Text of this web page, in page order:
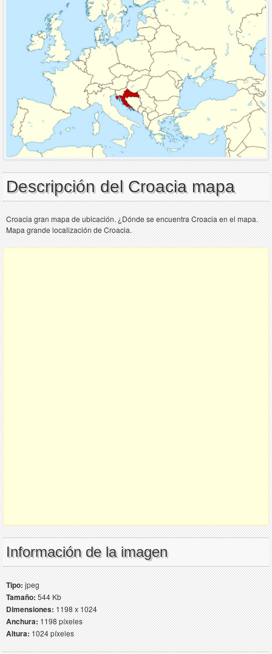
Descripción del Croacia mapa
Croacia gran mapa de ubicación. ¿Dónde se encuentra Croacia en el mapa.
Mapa grande localización de Croacia.
Información de la imagen
Tipo:jpeg
Tamaño:544 Kb
Dimensiones:1198 x 1024
Anchura:1198 píxeles
Altura:1024 píxeles